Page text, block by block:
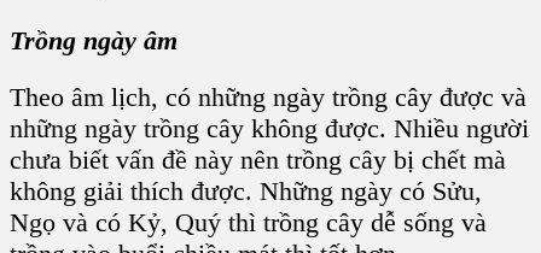
Trồng ngày âm
Theo âm lịch, có những ngày trồng cây được và
những ngày trồng cây không được. Nhiều người
chưa biết vấn đề này nên trồng cây bị chết mà
không giải thích được. Những ngày có Sửu,
Ngọ và có Kỷ, Quý thì trồng cây dễ sống và